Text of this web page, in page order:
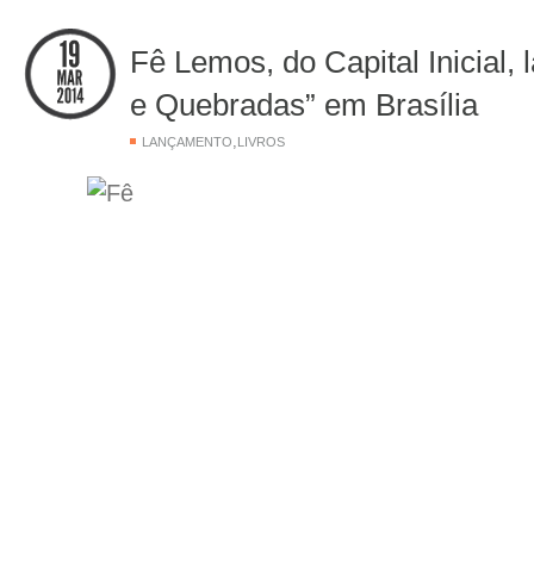
Fê Lemos, do Capital Inicial,
e Quebradas” em Brasília
LANÇAMENTO LIVROS